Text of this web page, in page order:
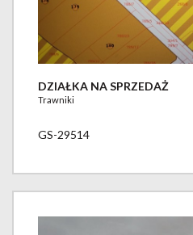
DZIAŁKA NA SPRZEDAŻ
Trawniki
GS-29514